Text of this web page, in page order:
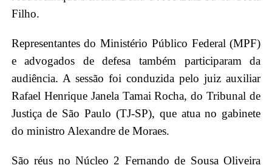
Filho.
Representantes do Ministério Público Federal (MPF)
e advogados de defesa também participaram da
audiência. A sessão foi conduzida pelo juiz auxiliar
Rafael Henrique Janela Tamai Rocha, do Tribunal de
Justiça de São Paulo (TJ-SP), que atua no gabinete
do ministro Alexandre de Moraes.
São réus no Núcleo 2 Fernando de Sousa Oliveira